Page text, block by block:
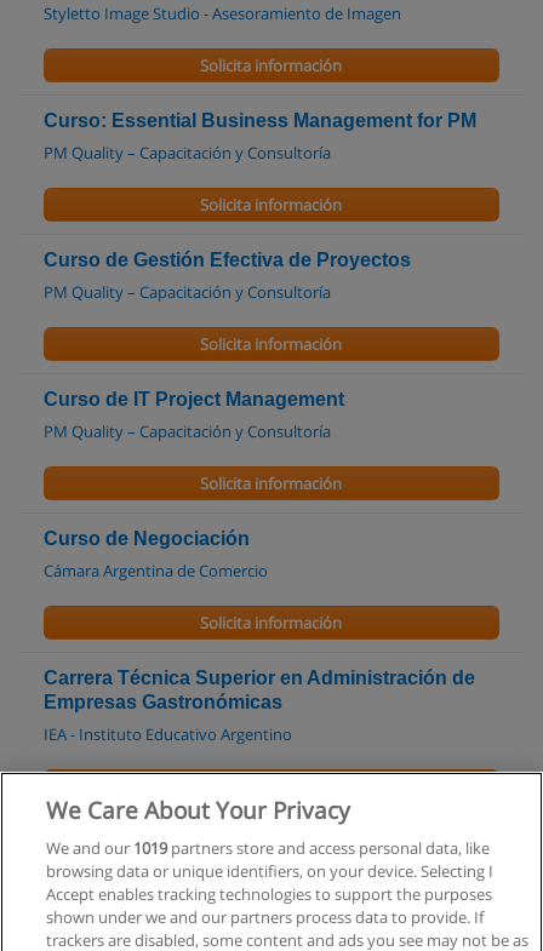
Styletto Image Studio - Asesoramiento de Imagen
Solicita información
Curso: Essential Business Management for PM
PM Quality – Capacitación y Consultoría
Solicita información
Curso de Gestión Efectiva de Proyectos
PM Quality – Capacitación y Consultoría
Solicita información
Curso de IT Project Management
PM Quality – Capacitación y Consultoría
Solicita información
Curso de Negociación
Cámara Argentina de Comercio
Solicita información
Carrera Técnica Superior en Administración de
Empresas Gastronómicas
IEA - Instituto Educativo Argentino
Analista Superior en Recursos Humanos
ICEA Instituto de Ciencias y Estudios Aplicados
Solicita información
We Care About Your Privacy
We and our 1019partners store and access personal data, like
browsing data or unique identifiers, on your device. Selecting I
Accept enables tracking technologies to support the purposes
shown under we and our partners process data to provide. If
trackers are disabled, some content and ads you see may not be as